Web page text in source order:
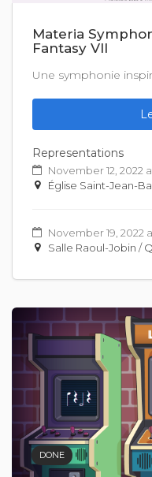
Materia
Fantasy VII
Une symphonie
Representations
November 12, 2022
Église Saint-Jean-
November 19, 2022
Salle Raoul-Jobin /
DONE